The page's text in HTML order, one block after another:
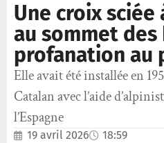
Une croix sciée
au sommet des
profanation au
Elle avait été installée en
Catalan avec l’aide
l’Espagne
19 avril 2026 18:59